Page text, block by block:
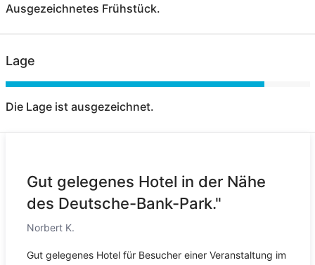
Ausgezeichnetes Frühstück.
Lage
Die Lage ist ausgezeichnet.
Gut gelegenes Hotel in der Nähe
des Deutsche-Bank-Park."
Norbert K.
Gut gelegenes Hotel für Besucher einer Veranstaltung im